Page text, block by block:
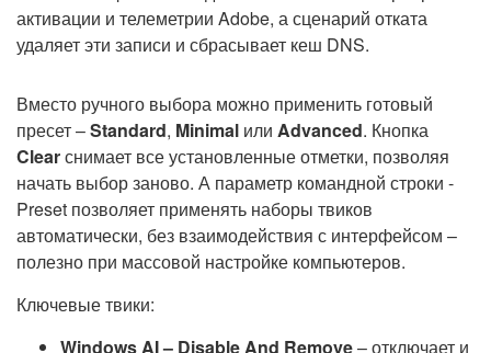
активации и телеметрии Adobe, а сценарий отката
удаляет эти записи и сбрасывает кеш DNS.
Вместо ручного выбора можно применить готовый
пресет –Standard, Minimal или Advanced. Кнопка
Clearснимает все установленные отметки, позволяя
начать выбор заново. А параметр командной строки -
Preset позволяет применять наборы твиков
автоматически, без взаимодействия с интерфейсом –
полезно при массовой настройке компьютеров.
Ключевые твики:
Windows AI – Disable And Remove– отключает и